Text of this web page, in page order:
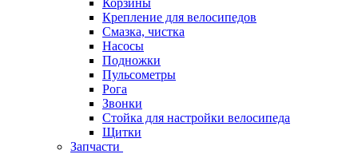
Корзины
Крепление для велосипедов
Смазка, чистка
Насосы
Подножки
Пульсометры
Рога
Звонки
Стойка для настройки велосипеда
Щитки
Запчасти